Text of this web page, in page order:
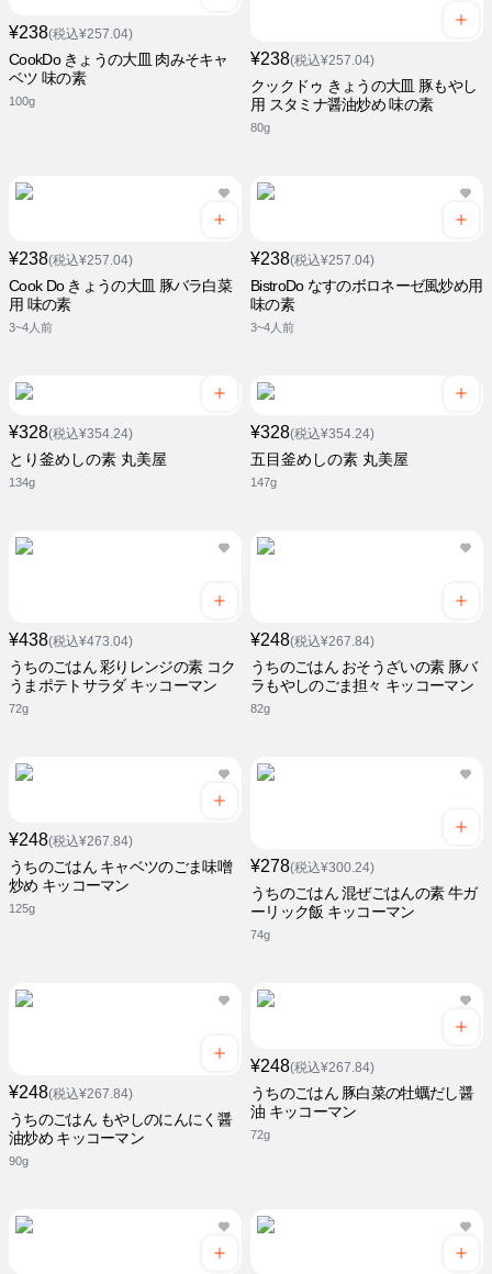
¥238(税込¥257.04)
CookDo きょうの大皿 肉みそキャ
ベツ 味の素
100g
¥238(税込¥257.04)
クックドゥ きょうの大皿 豚もやし
用 スタミナ醤油炒め 味の素
80g
¥238(税込¥257.04)
Cook Do きょうの大皿 豚バラ白菜
用 味の素
3~4人前
¥238(税込¥257.04)
BistroDo なすのボロネーゼ風炒め用
味の素
3~4人前
¥328(税込¥354.24)
とり釜めしの素 丸美屋
134g
¥328(税込¥354.24)
五目釜めしの素 丸美屋
147g
¥438(税込¥473.04)
うちのごはん 彩りレンジの素 コク
うまポテトサラダ キッコーマン
72g
¥248(税込¥267.84)
うちのごはん おそうざいの素 豚バ
ラもやしのごま担々 キッコーマン
82g
¥248(税込¥267.84)
うちのごはん キャベツのごま味噌
炒め キッコーマン
125g
¥278(税込¥300.24)
うちのごはん 混ぜごはんの素 牛ガ
ーリック飯 キッコーマン
74g
¥248(税込¥267.84)
うちのごはん もやしのにんにく醤
油炒め キッコーマン
90g
¥248(税込¥267.84)
うちのごはん 豚白菜の牡蠣だし醤
油 キッコーマン
72g